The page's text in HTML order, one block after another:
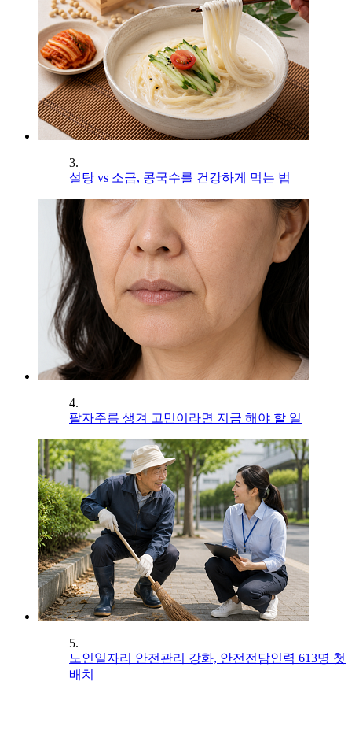
3.
설탕 vs 소금, 콩국수를 건강하게 먹는 법
4.
팔자주름 생겨 고민이라면 지금 해야 할 일
5.
노인일자리 안전관리 강화, 안전전담인력 613명 첫
배치